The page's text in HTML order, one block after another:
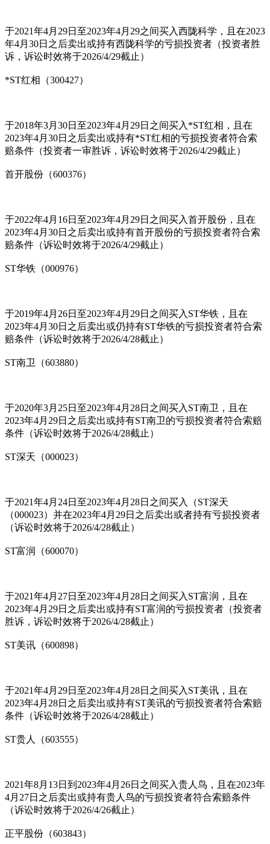
于2021年4月29日至2023年4月29之间买入西陇科学，且在2023
年4月30日之后卖出或持有西陇科学的亏损投资者（投资者胜
诉，诉讼时效将于2026/4/29截止）
*ST红相（300427）
于2018年3月30日至2023年4月29日之间买入*ST红相，且在
2023年4月30日之后卖出或持有*ST红相的亏损投资者符合索
赔条件（投资者一审胜诉，诉讼时效将于2026/4/29截止）
首开股份（600376）
于2022年4月16日至2023年4月29日之间买入首开股份，且在
2023年4月30日之后卖出或持有首开股份的亏损投资者符合索
赔条件（诉讼时效将于2026/4/29截止）
ST华铁（000976）
于2019年4月26日至2023年4月29日之间买入ST华铁，且在
2023年4月30日之后卖出或仍持有ST华铁的亏损投资者符合索
赔条件（诉讼时效将于2026/4/28截止）
ST南卫（603880）
于2020年3月25日至2023年4月28日之间买入ST南卫，且在
2023年4月29日之后卖出或持有ST南卫的亏损投资者符合索赔
条件（诉讼时效将于2026/4/28截止）
ST深天（000023）
于2021年4月24日至2023年4月28日之间买入（ST深天
（000023）并在2023年4月29日之后卖出或者持有亏损投资者
（诉讼时效将于2026/4/28截止）
ST富润（600070）
于2021年4月27日至2023年4月28日之间买入ST富润，且在
2023年4月29日之后卖出或持有ST富润的亏损投资者（投资者
胜诉，诉讼时效将于2026/4/28截止）
ST美讯（600898）
于2021年4月29日至2023年4月28日之间买入ST美讯，且在
2023年4月28日之后卖出或持有ST美讯的亏损投资者符合索赔
条件（诉讼时效将于2026/4/28截止）
ST贵人（603555）
2021年8月13日到2023年4月26日之间买入贵人鸟，且在2023年
4月27日之后卖出或持有贵人鸟的亏损投资者符合索赔条件
（诉讼时效将于2026/4/26截止）
正平股份（603843）